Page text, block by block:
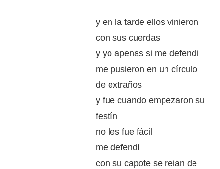
y en la tarde ellos vinieron
con sus cuerdas
y yo apenas si me defendi
me pusieron en un círculo
de extraños
y fue cuando empezaron su
festín
no les fue fácil
me defendí
con su capote se reian de